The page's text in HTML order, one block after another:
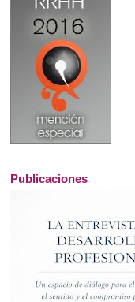
Publicaciones